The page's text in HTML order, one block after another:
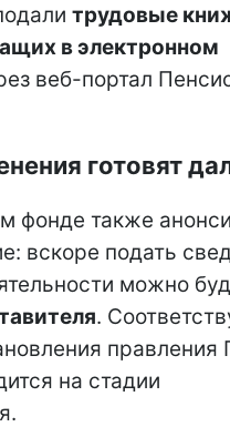
трудовые
в электронном
веб-портал
готовят
фонде также
вскоре подать
можно
.
правления
на стадии